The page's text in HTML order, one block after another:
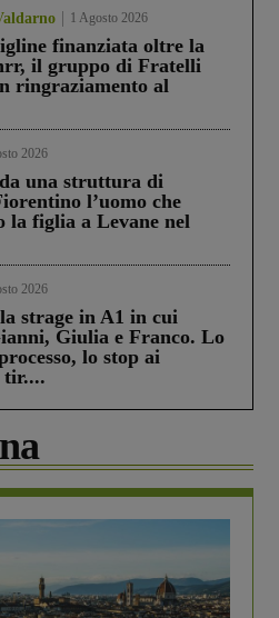
1 Agosto 2026
finanziata oltre la
il gruppo di Fratelli
ringraziamento al
2026
una struttura di
l’uomo che
la figlia a Levane nel
2026
strage in A1 in cui
Giulia e Franco. Lo
lo stop ai
tir....